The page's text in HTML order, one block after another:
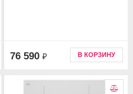
76 590 ₽ В КОРЗИНУ